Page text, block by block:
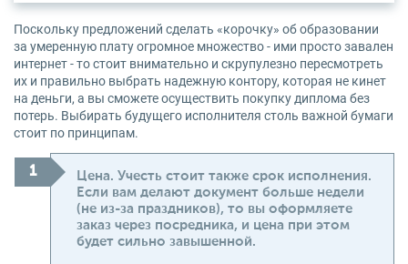
Поскольку предложений сделать «корочку» об образовании
за умеренную плату огромное множество - ими просто завален
интернет - то стоит внимательно и скрупулезно пересмотреть
их и правильно выбрать надежную контору, которая не кинет
на деньги, а вы сможете осуществить покупку диплома без
потерь. Выбирать будущего исполнителя столь важной бумаги
стоит по принципам.
Цена. Учесть стоит также срок исполнения.
Если вам делают документ больше недели
(не из-за праздников), то вы оформляете
заказ через посредника, и цена при этом
будет сильно завышенной.